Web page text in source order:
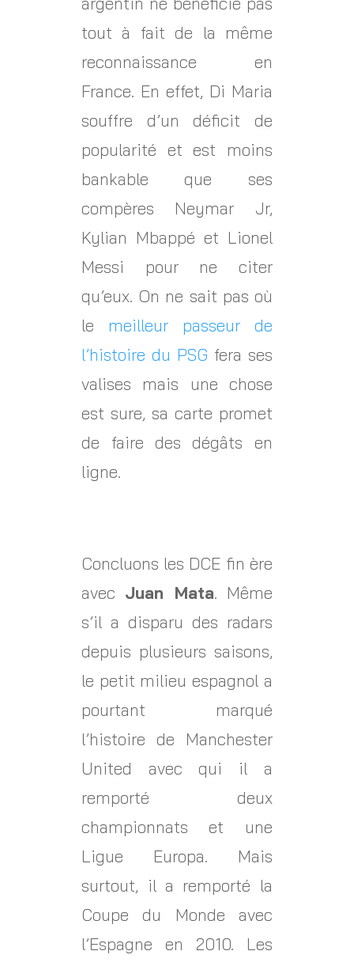
tout à fait de la même
reconnaissance en
France. En effet, Di Maria
souffre d’un déficit de
popularité et est moins
bankable que ses
compères Neymar Jr,
Kylian Mbappé et Lionel
Messi pour ne citer
qu’eux. On ne sait pas où
le meilleur passeur de
l’histoire du PSG fera ses
valises mais une chose
est sure, sa carte promet
de faire des dégâts en
ligne.
Concluons les DCE fin ère
avec Juan Mata. Même
s’il a disparu des radars
depuis plusieurs saisons,
le petit milieu espagnol a
pourtant marqué
l’histoire de Manchester
United avec qui il a
remporté deux
championnats et une
Ligue Europa. Mais
surtout, il a remporté la
Coupe du Monde avec
l’Espagne en 2010. Les